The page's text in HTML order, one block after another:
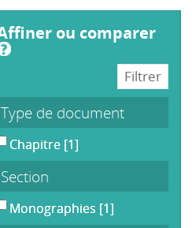
affiner ou comparer
Type de document
Chapitre [1]
Section
Monographies [1]